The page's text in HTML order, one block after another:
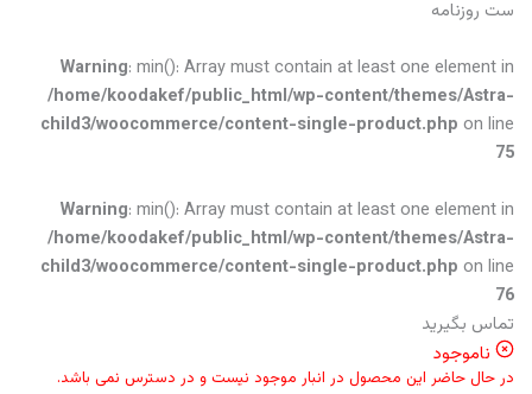
ست روزنامه
Warning: min(): Array must contain at least one element in
/home/koodakef/public_html/wp-content/themes/Astra-
child3/woocommerce/content-single-product.php on line
75
Warning: min(): Array must contain at least one element in
/home/koodakef/public_html/wp-content/themes/Astra-
child3/woocommerce/content-single-product.php on line
76
تماس بگیرید
ناموجود
در حال حاضر این محصول در انبار موجود نیست و در دسترس نمی باشد.